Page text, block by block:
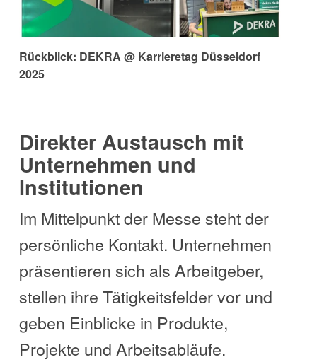
Rückblick: DEKRA @ Karrieretag Düsseldorf
2025
Direkter Austausch mit
Unternehmen und
Institutionen
Im Mittelpunkt der Messe steht der
persönliche Kontakt. Unternehmen
präsentieren sich als Arbeitgeber,
stellen ihre Tätigkeitsfelder vor und
geben Einblicke in Produkte,
Projekte und Arbeitsabläufe.